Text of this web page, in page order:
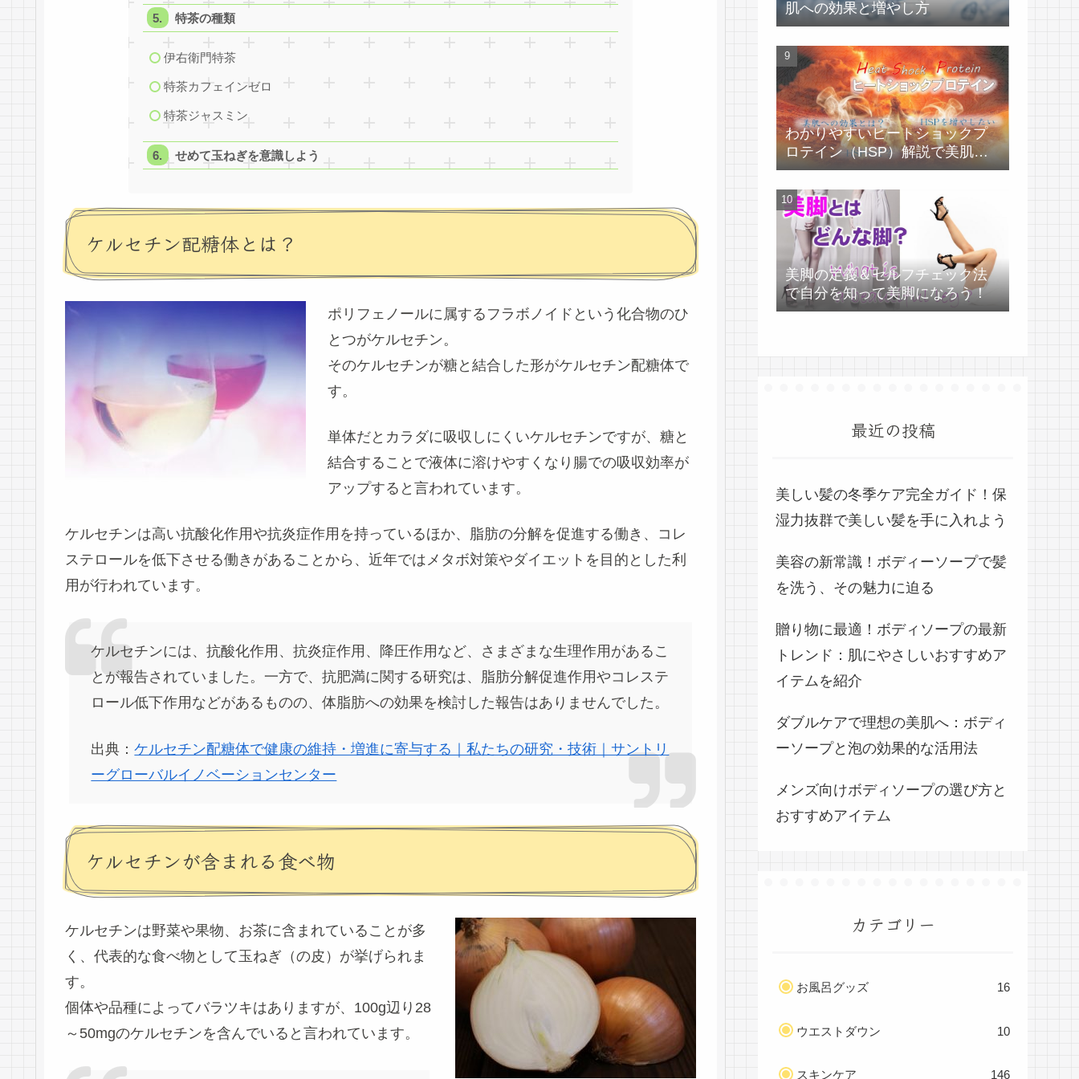
特茶の種類
伊右衛門特茶
特茶カフェインゼロ
特茶ジャスミン
せめて玉ねぎを意識しよう
ケルセチン配糖体とは？
ポリフェノールに属するフラボノイドという化合物のひ
とつがケルセチン。
そのケルセチンが糖と結合した形がケルセチン配糖体で
す。
単体だとカラダに吸収しにくいケルセチンですが、糖と
結合することで液体に溶けやすくなり腸での吸収効率が
アップすると言われています。
ケルセチンは高い抗酸化作用や抗炎症作用を持っているほか、 脂肪の分解を促進する働き、 コレ
ステロールを低下させる働きがあることから、近年ではメタボ対策やダイエットを目的とした利
用が行われています。
ケルセチンには、抗酸化作用、抗炎症作用、降圧作用など、さまざまな生理作用があるこ
とが報告されていました。一方で、抗肥満に関する研究は、脂肪分解促進作用やコレステ
ロール低下作用などがあるものの、体脂肪への効果を検討した報告はありませんでした。
出典：ケルセチン配糖体で健康の維持・増進に寄与する｜私たちの研究・技術｜サントリ
ーグローバルイノベーションセンター
ケルセチンが含まれる食べ物
ケルセチンは野菜や果物、お茶に含まれていることが多
く、代表的な食べ物として玉ねぎ（の皮） が挙げられま
す。
個体や品種によってバラツキはありますが、100g辺り 28
～50mgのケルセチンを含んでいると言われています。
肌への効果と増やし方
わかりやすいヒートショックプ
ロテイン（HSP）解説で美肌づ
くり！
美脚の定義＆セルフチェック法
で自分を知って美脚になろう！
最近の投稿
美しい髪の冬季ケア完全ガイド！保
湿力抜群で美しい髪を手に入れよう
美容の新常識！ボディーソープで髪
を洗う、その魅力に迫る
贈り物に最適！ボディソープの最新
トレンド：肌にやさしいおすすめア
イテムを紹介
ダブルケアで理想の美肌へ：ボディ
ーソープと泡の効果的な活用法
メンズ向けボディソープの選び方と
おすすめアイテム
カテゴリー
お風呂グッズ 16
ウエストダウン 10
スキンケア 146